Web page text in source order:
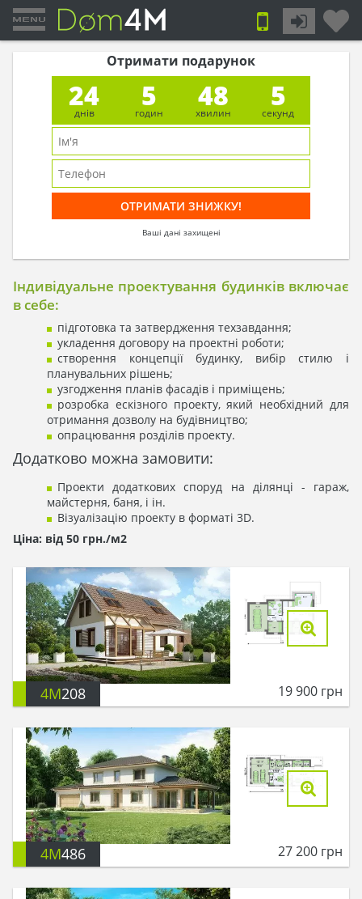
Отримати подарунок
24
днів
5
годин
48
хвилин
4
секунд
Ваші дані захищені
Індивідуальне проектування будинків включає
в себе:
підготовка та затвердження техзавдання;
укладення договору на проектні роботи;
створення концепції будинку, вибір стилю і
планувальних рішень;
узгодження планів фасадів і приміщень;
розробка ескізного проекту, який необхідний для
отримання дозволу на будівництво;
опрацювання розділів проекту.
Додатково можна замовити:
Проекти додаткових споруд на ділянці - гараж,
майстерня, баня, і ін.
Візуалізацію проекту в форматі 3D.
Ціна: від 50 грн./м2
4M208 19 900 грн
4M486 27 200 грн